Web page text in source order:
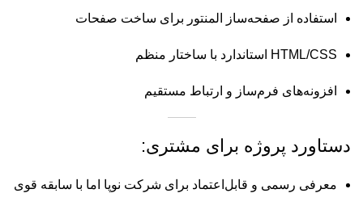
استفاده از صفحه‌ساز المنتور برای ساخت صفحات
HTML/CSS استاندارد با ساختار منظم
افزونه‌های فرم‌ساز و ارتباط مستقیم
دستاورد پروژه برای مشتری:
معرفی رسمی و قابل‌اعتماد برای شرکت نوپا اما با سابقه قوی